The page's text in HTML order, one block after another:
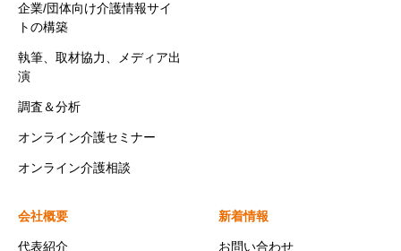
企業/団体向け介護情報サイ
トの構築
執筆、取材協力、メディア出
演
調査＆分析
オンライン介護セミナー
オンライン介護相談
会社概要
代表紹介
新着情報
お問い合わせ